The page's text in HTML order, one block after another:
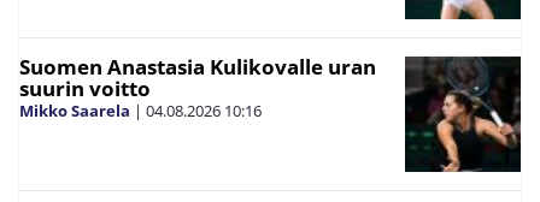
Suomen Anastasia Kulikovalle uran
suurin voitto
Mikko Saarela | 04.08.2026 10:16